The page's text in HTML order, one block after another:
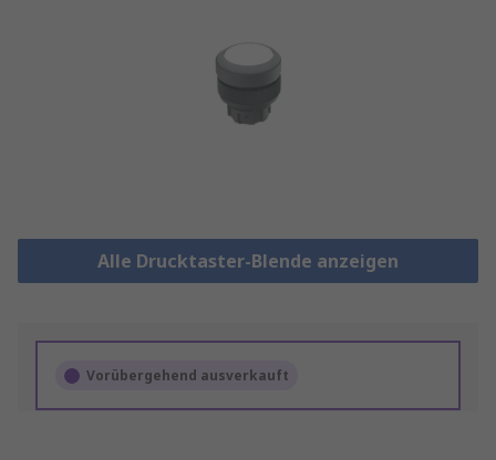
Alle Drucktaster-Blende anzeigen
Vorübergehend ausverkauft